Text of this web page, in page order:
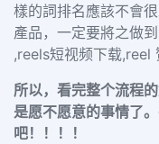
樣的詞排名應該不會
產品，一定要將之做
,reels短视频下载,reel
所以，看完整个流程
是愿不愿意的事情了
吧！！！！